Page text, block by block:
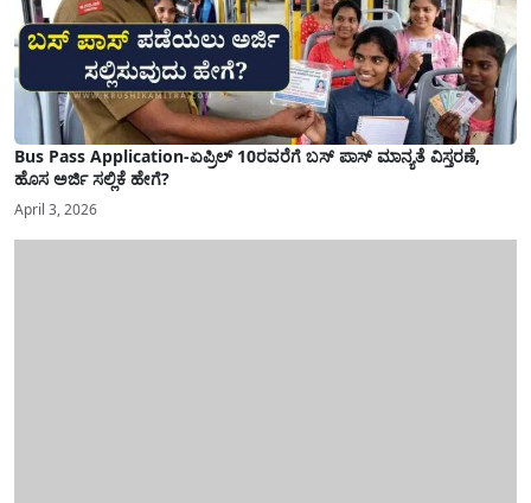
Bus Pass Application-ಏಪ್ರಿಲ್ 10ರವರೆಗೆ ಬಸ್ ಪಾಸ್ ಮಾನ್ಯತೆ ವಿಸ್ತರಣೆ,
ಹೊಸ ಅರ್ಜಿ ಸಲ್ಲಿಕೆ ಹೇಗೆ?
April 3, 2026